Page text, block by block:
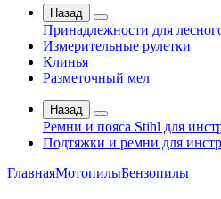
Назад
Принадлежности для
Измерительные рулетки
Клинья
Разметочный мел
Назад
Ремни и пояса Stihl для
Подтяжки и ремни для
ГлавнаяМотопилыБензопилы